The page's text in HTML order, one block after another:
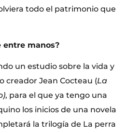
todo el patrimonio que
entre manos?
un estudio sobre la vida y
creador Jean Cocteau (La
, para el que ya tengo una
los inicios de una novela
la trilogía de La perra